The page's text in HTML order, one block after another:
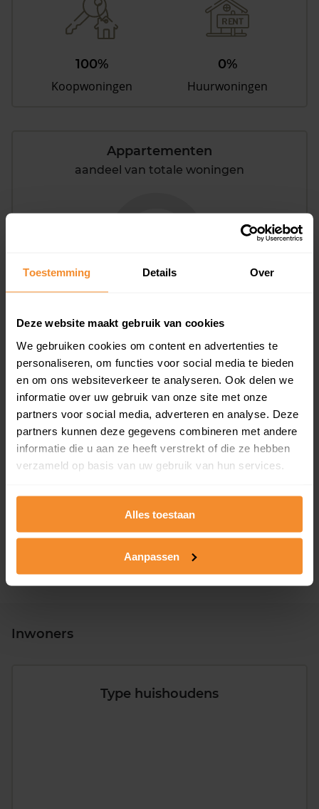
Toestemming Details Over
Deze website maakt gebruik van cookies
We gebruiken cookies om content en advertenties te
personaliseren, om functies voor social media te bieden
en om ons websiteverkeer te analyseren. Ook delen we
informatie over uw gebruik van onze site met onze
partners voor social media, adverteren en analyse. Deze
partners kunnen deze gegevens combineren met andere
informatie die u aan ze heeft verstrekt of die ze hebben
verzameld op basis van uw gebruik van hun services.
Alles toestaan
Aanpassen
100%
Koopwoningen
0%
Huurwoningen
Appartementen
aandeel van totale woningen
Bouwjaar
T/m 1945
0%
1946 - 1980
100%
Inwoners
Type huishoudens